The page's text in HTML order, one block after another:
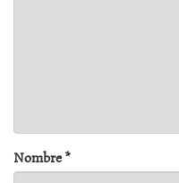
Nombre*